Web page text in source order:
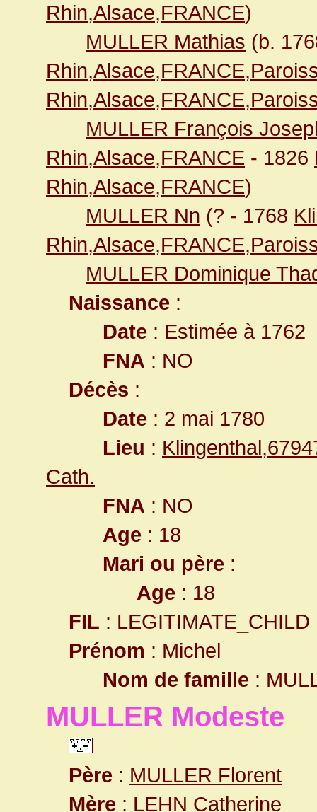
Rhin,Alsace,FRANCE)
MULLER Mathias (b.
MULLER François
Rhin,Alsace,FRANCE - 1826
Rhin,Alsace,FRANCE)
MULLER Nn (? - 1768
MULLER Dominique
Naissance :
Date : Estimée à 1762
FNA : NO
Décès :
Date : 2 mai 1780
Lieu :
Cath.
FNA : NO
Age : 18
Mari ou père :
Age : 18
FIL : LEGITIMATE_CHILD
Prénom : Michel
Nom de famille :
MULLER Modeste
Père : MULLER Florent
Mère : LEHN Catherine